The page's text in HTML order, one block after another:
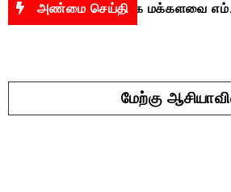
அண்மை செய்தி
தொடர்பாக மக்களவை
மேற்கு